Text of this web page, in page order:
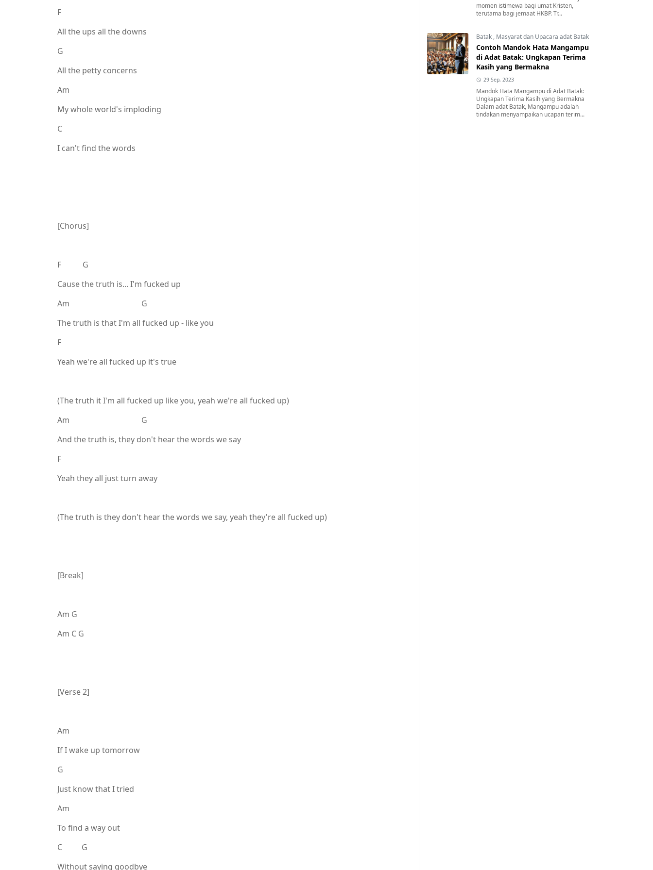
F
All the ups all the downs
G
All the petty concerns
Am
My whole world's imploding
C
I can't find the words
[Chorus]
F G
Cause the truth is... I'm fucked up
Am G
The truth is that I'm all fucked up - like you
F
Yeah we're all fucked up it's true
(The truth it I'm all fucked up like you, yeah we're all fucked up)
Am G
And the truth is, they don't hear the words we say
F
Yeah they all just turn away
(The truth is they don't hear the words we say, yeah they're all fucked up)
[Break]
Am G
Am C G
[Verse 2]
Am
If I wake up tomorrow
G
Just know that I tried
Am
To find a way out
C G
Without saying goodbye
momen istimewa bagi umat Kristen,
terutama bagi jemaat HKBP. Tr...
Batak , Masyarat dan Upacara adat Batak
Contoh Mandok Hata Mangampu
di Adat Batak: Ungkapan Terima
Kasih yang Bermakna
29 Sep, 2023
Mandok Hata Mangampu di Adat Batak:
Ungkapan Terima Kasih yang Bermakna
Dalam adat Batak, Mangampu adalah
tindakan menyampaikan ucapan terim...